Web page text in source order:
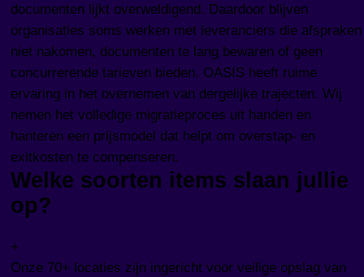
documenten lijkt overweldigend. Daardoor blijven
organisaties soms werken met leveranciers die afspraken
niet nakomen, documenten te lang bewaren of geen
concurrerende tarieven bieden. OASIS heeft ruime
ervaring in het overnemen van dergelijke trajecten. Wij
nemen het volledige migratieproces uit handen en
hanteren een prijsmodel dat helpt om overstap- en
exitkosten te compenseren.
Welke soorten items slaan jullie
op?
+
Onze 70+ locaties zijn ingericht voor veilige opslag van